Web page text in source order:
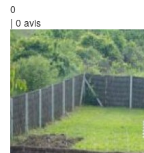
0
| 0 avis